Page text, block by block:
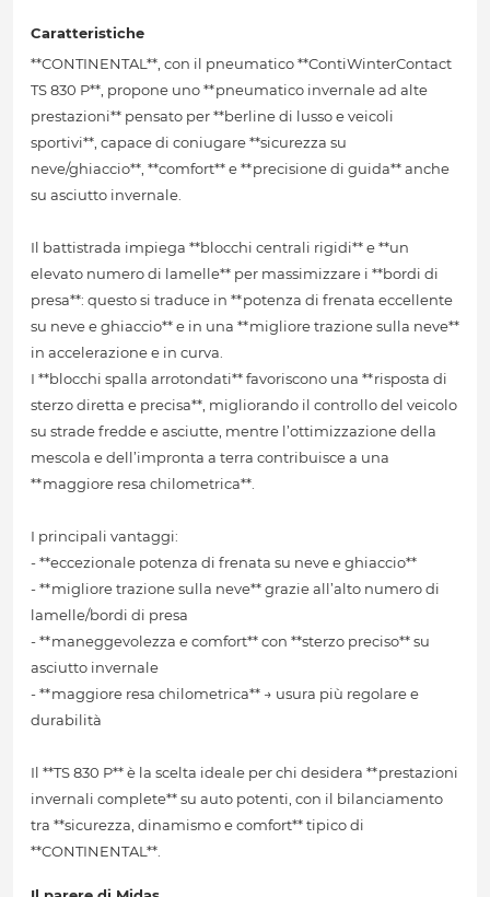
Caratteristiche
**CONTINENTAL**, con il pneumatico **ContiWinterContact
TS 830 P**, propone uno **pneumatico invernale ad alte
prestazioni** pensato per **berline di lusso e veicoli
sportivi**, capace di coniugare **sicurezza su
neve/ghiaccio**, **comfort** e **precisione di guida** anche
su asciutto invernale.
Il battistrada impiega **blocchi centrali rigidi** e **un
elevato numero di lamelle** per massimizzare i **bordi di
presa**: questo si traduce in **potenza di frenata eccellente
su neve e ghiaccio** e in una **migliore trazione sulla neve**
in accelerazione e in curva.
I **blocchi spalla arrotondati** favoriscono una **risposta di
sterzo diretta e precisa**, migliorando il controllo del veicolo
su strade fredde e asciutte, mentre l’ottimizzazione della
mescola e dell’impronta a terra contribuisce a una
**maggiore resa chilometrica**.
I principali vantaggi:
- **eccezionale potenza di frenata su neve e ghiaccio**
- **migliore trazione sulla neve** grazie all’alto numero di
lamelle/bordi di presa
- **maneggevolezza e comfort** con **sterzo preciso** su
asciutto invernale
- **maggiore resa chilometrica** → usura più regolare e
durabilità
Il **TS 830 P** è la scelta ideale per chi desidera **prestazioni
invernali complete** su auto potenti, con il bilanciamento
tra **sicurezza, dinamismo e comfort** tipico di
**CONTINENTAL**.